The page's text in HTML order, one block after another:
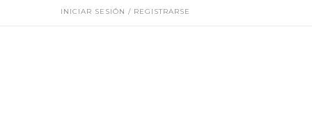
INICIAR SESIÓN / REGISTRARSE